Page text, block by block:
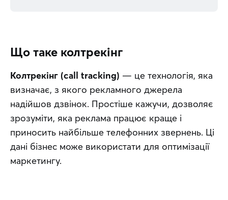
Що таке колтрекінг
Колтрекінг (call tracking) — це технологія, яка
визначає, з якого рекламного джерела
надійшов дзвінок. Простіше кажучи, дозволяє
зрозуміти, яка реклама працює краще і
приносить найбільше телефонних звернень. Ці
дані бізнес може використати для оптимізації
маркетингу.